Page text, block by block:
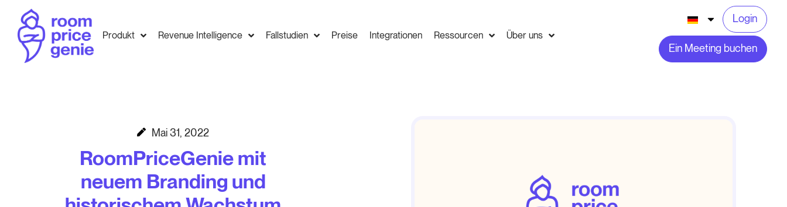
Produkt Revenue Intelligence Fallstudien Preise Integrationen Ressourcen Über uns
Login
Ein Meeting buchen
Mai 31, 2022
RoomPriceGenie mit
neuem Branding und